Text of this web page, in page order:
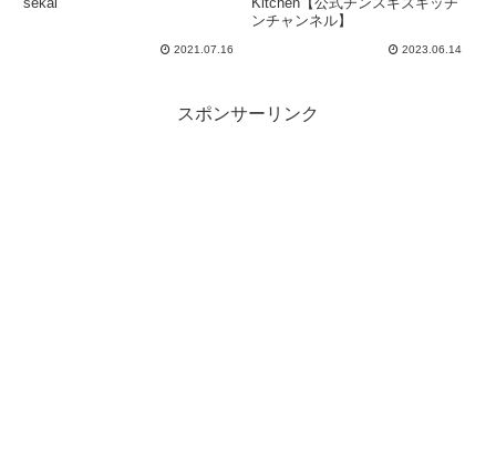
2021.07.16
チンスギズキッチンチャン
ンチャンネル】
2023.06.14
スポンサーリンク